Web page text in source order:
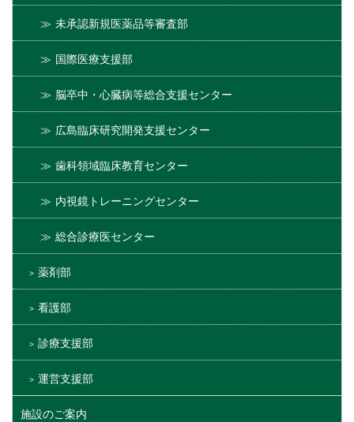
未承認新規医薬品等審査部
国際医療支援部
脳卒中・心臓病等総合支援センター
広島臨床研究開発支援センター
歯科領域臨床教育センター
内視鏡トレーニングセンター
総合診療医センター
薬剤部
看護部
診療支援部
運営支援部
施設のご案内